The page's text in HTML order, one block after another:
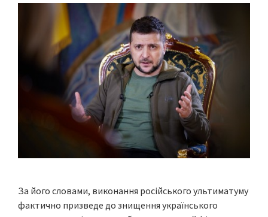
За його словами, виконання російського ультиматуму
фактично призведе до знищення українського